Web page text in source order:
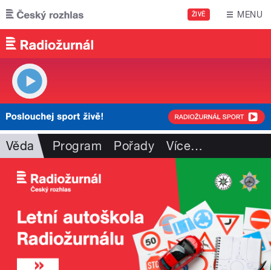
Přejít k hlavnímu obsahu
ŽIVĚ MENU
Věda Program Pořady Více…